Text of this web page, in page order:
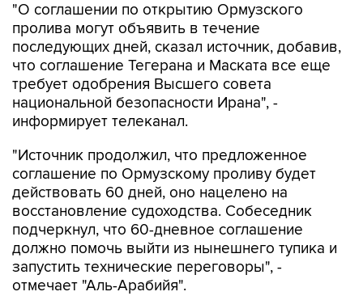
"О соглашении по открытию Ормузского
пролива могут объявить в течение
последующих дней, сказал источник, добавив,
что соглашение Тегерана и Маската все еще
требует одобрения Высшего совета
национальной безопасности Ирана", -
информирует телеканал.
"Источник продолжил, что предложенное
соглашение по Ормузскому проливу будет
действовать 60 дней, оно нацелено на
восстановление судоходства. Собеседник
подчеркнул, что 60-дневное соглашение
должно помочь выйти из нынешнего тупика и
запустить технические переговоры", -
отмечает "Аль-Арабийя".